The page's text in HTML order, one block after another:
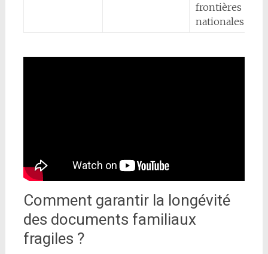
frontières
nationales
Comment garantir la longévité
des documents familiaux
fragiles ?